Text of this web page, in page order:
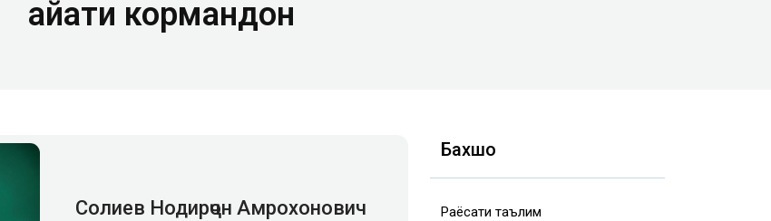
Ҳайати кормандон
Солиев Нодирҷон Амрохонович
Бахшҳо
Раёсати таълим